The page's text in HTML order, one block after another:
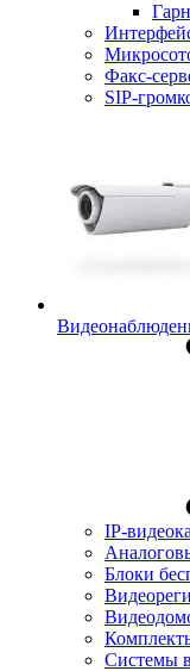
Факс-
SIP-
IP-
Блоки
Системы